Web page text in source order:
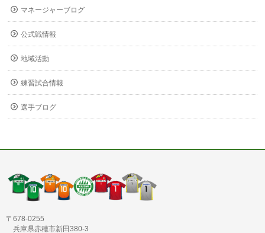
マネージャーブログ
公式戦情報
地域活動
練習試合情報
選手ブログ
〒678-0255
兵庫県赤穂市新田380-3